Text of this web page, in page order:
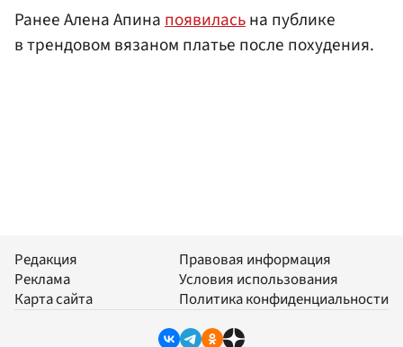
Ранее Алена Апинапоявиласьна публике
в трендовом вязаном платье после похудения.
Редакция
Реклама
Карта сайта
Правовая информация
Условия использования
Политика конфиденциальности